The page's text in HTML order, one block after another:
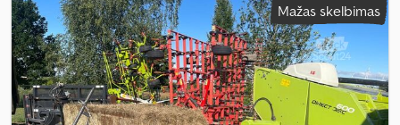
Mažas skelbimas